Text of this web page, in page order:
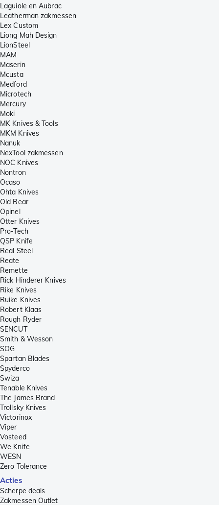
Laguiole en Aubrac
Leatherman zakmessen
Lex Custom
Liong Mah Design
LionSteel
MAM
Maserin
Mcusta
Medford
Microtech
Mercury
Moki
MK Knives & Tools
MKM Knives
Nanuk
NexTool zakmessen
NOC Knives
Nontron
Ocaso
Ohta Knives
Old Bear
Opinel
Otter Knives
Pro-Tech
QSP Knife
Real Steel
Reate
Remette
Rick Hinderer Knives
Rike Knives
Ruike Knives
Robert Klaas
Rough Ryder
SENCUT
Smith & Wesson
SOG
Spartan Blades
Spyderco
Swiza
Tenable Knives
The James Brand
Trollsky Knives
Victorinox
Viper
Vosteed
We Knife
WESN
Zero Tolerance
Acties
Scherpe deals
Zakmessen Outlet